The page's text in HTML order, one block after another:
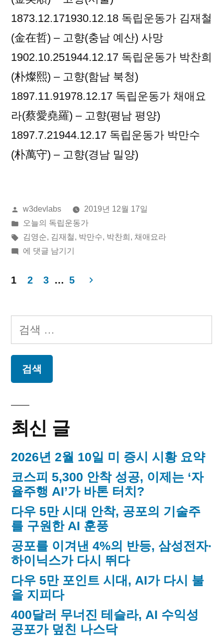
1873.12.171930.12.18 독립운동가 김재철
(金在哲) – 고향(충남 예산) 사망
1902.10.251944.12.17 독립운동가 박찬희
(朴燦熙) – 고향(함남 북청)
1897.11.91978.12.17 독립운동가 채애요
라(蔡愛堯羅) – 고향(평남 평양)
1897.7.21944.12.17 독립운동가 박만수
(朴萬守) – 고향(경남 밀양)
올
린
이:
w3devlabs
2019년 12월 17일
게
시
됨:
오늘의 독립운동가
태
그:
김영순, 김재철, 박만수, 박찬희 , 채애요라
2019
12
오
독
운
동
가
에 댓글 남기기
이
김
1 2 3 … 5
검
색:
최신 글
2026년 2월 10일 미 증시 시황 요약
코스피 5,300 안착 성공, 이제는 ‘자
율주행 AI’가 바톤 터치?
다우 5만 시대 안착, 공포의 기술주
를 구원한 AI 훈풍
공포를 이겨낸 4%의 반등, 삼성전자·
하이닉스가 다시 뛰다
다우 5만 포인트 시대, AI가 다시 불
을 지피다
400달러 무너진 테슬라, AI 수익성
공포가 덮친 나스닥